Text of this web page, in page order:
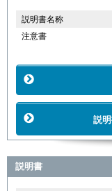
説明書名称
注意書
説
説明書